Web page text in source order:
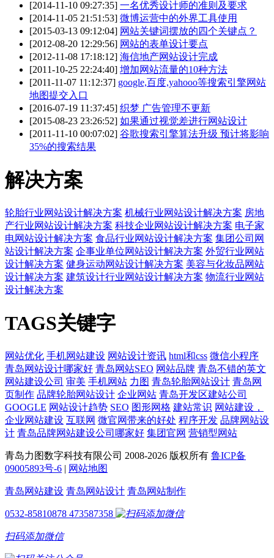
[2014-11-10 09:27:35] 一名优秀设计师的准则及要求
[2014-11-05 21:51:53] 微博运营中的外界工具使用
[2015-03-13 09:12:04] 网站关键词摆放的四个关键点？
[2012-08-20 12:29:56] 网站的表单设计要点
[2012-11-08 17:18:12] 海信地产网站设计完成
[2011-10-25 22:24:40] 增加网站流量的10种方法
[2011-11-07 11:12:37] google,百度,yahooo等搜索引擎网站
地图提交入口
[2016-07-19 11:37:45] 织梦 广告管理不更新
[2015-08-23 23:26:52] 如果通过视觉差进行网站设计
[2011-11-10 00:07:02] 谷歌搜索引擎算法升级 预计将影响
35%的搜索结果
解决方案
轮胎行业网站设计解决方案 机械行业网站设计解决方案 房地
产行业网站设计解决方案 科技企业网站设计解决方案 电子家
电网站设计解决方案 食品行业网站设计解决方案 集团公司网
站设计解决方案 企事业单位网站设计解决方案 外贸行业网站
设计解决方案 健身运动网站设计解决方案 美容与化妆品网站
设计解决方案 建筑设计行业网站设计解决方案 物流行业网站
设计解决方案
TAGS关键字
网站优化 手机网站建设 网站设计资讯 html和css 微信小程序
青岛网站设计哪家好 青岛网站SEO 网站品牌 青岛不错的英文
网站建设公司 审美 手机网站 力图 青岛轮胎网站设计 青岛网
页制作 品牌轮胎网站设计 企业网站 青岛开发区建站公司
GOOGLE 网站设计趋势 SEO 图形网格 建站常识 网站建设，
企业网站建设 互联网 微官网带来的好处 程序开发 品牌网站设
计 青岛品牌网站建设公司哪家好 集团官网 营销型网站
青岛力图数字科技有限公司 2008-2026 版权所有 鲁ICP备
09005893号-6 | 网站地图
青岛网站建设 青岛网站设计 青岛网站制作
0532-85810878 473587358
扫码添加微信